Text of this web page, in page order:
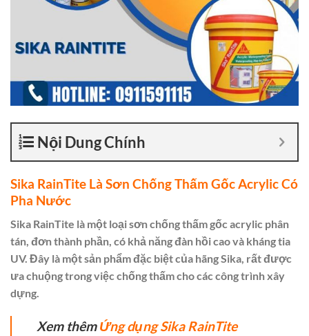
Nội Dung Chính
Sika RainTite Là Sơn Chống Thấm Gốc Acrylic Có
Pha Nước
Sika RainTite là một loại sơn chống thấm gốc acrylic phân
tán, đơn thành phần, có khả năng đàn hồi cao và kháng tia
UV. Đây là một sản phẩm đặc biệt của hãng Sika, rất được
ưa chuộng trong việc chống thấm cho các công trình xây
dựng.
Xem thêmỨng dụng Sika RainTite